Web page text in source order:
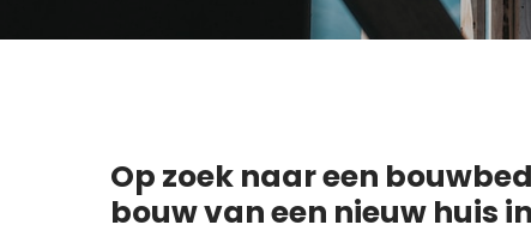
Op zoek naar een
bouw van een nieuw huis